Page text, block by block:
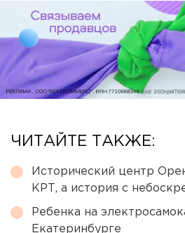
ЧИТАЙТЕ ТАКЖЕ:
Исторический центр
КРТ, а история с
Ребенка на
Екатеринбурге